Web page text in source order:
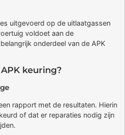
uitgevoerd op de uitlaatgassen
voldoet aan de
onderdeel van de APK
keuring?
rapport met de resultaten. Hierin
of dat er reparaties nodig zijn